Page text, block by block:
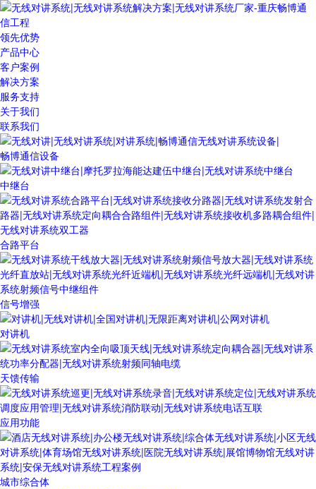
领先优势
产品中心
客户案例
解决方案
服务支持
关于我们
联系我们
畅博通信设备
中继台
合路平台
信号增强
对讲机
天馈传输
应用功能
城市综合体